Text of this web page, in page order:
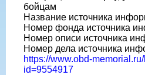
бойцам
Название источника
Номер фонда источника
Номер описи источника
Номер дела источника
https://www.obd-
id=9554917